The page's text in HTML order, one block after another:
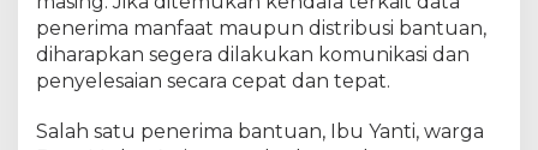
penerima manfaat maupun distribusi bantuan,
diharapkan segera dilakukan komunikasi dan
penyelesaian secara cepat dan tepat.
Salah satu penerima bantuan, Ibu Yanti, warga